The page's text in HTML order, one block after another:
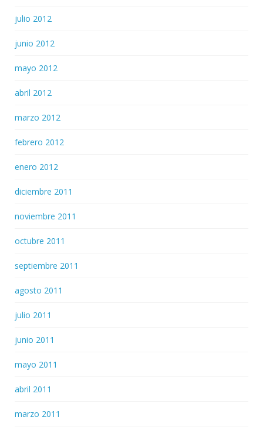
julio 2012
junio 2012
mayo 2012
abril 2012
marzo 2012
febrero 2012
enero 2012
diciembre 2011
noviembre 2011
octubre 2011
septiembre 2011
agosto 2011
julio 2011
junio 2011
mayo 2011
abril 2011
marzo 2011